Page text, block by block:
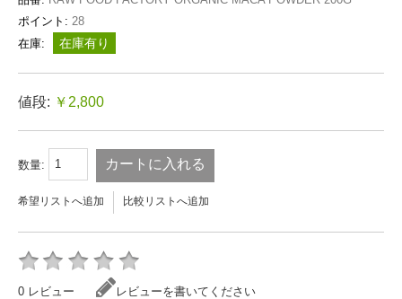
ポイント: 28
在庫:
在庫有り
値段: ￥2,800
数量: カートに入れる
希望リストへ追加 比較リストへ追加
0 レビュー レビューを書いてください